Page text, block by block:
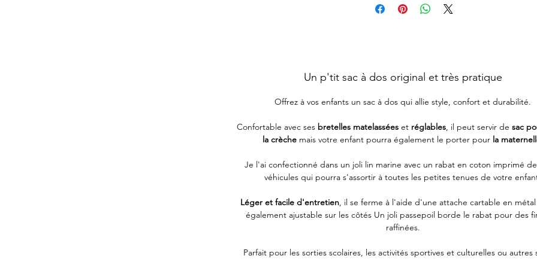
Un p'tit sac à dos original et très pratique
Offrez à vos enfants un sac à dos qui allie style, confort et durabilité.
Confortable avec ses bretelles matelassées et réglables, il peut servir de sac
la crèchemais votre enfant pourra également le porter pourla
Je l'ai confectionné dans un joli lin marine avec un rabat en coton imprimé
véhicules qui pourra s'assortir à toutes les petites tenues de votre
Léger et facile d'entretien, il se ferme à l'aide d'une attache cartable en métal
également ajustable sur les côtés Un joli passepoil borde le rabat pour des
raffinées.
Parfait pour les sorties scolaires, les activités sportives et culturelles ou autres